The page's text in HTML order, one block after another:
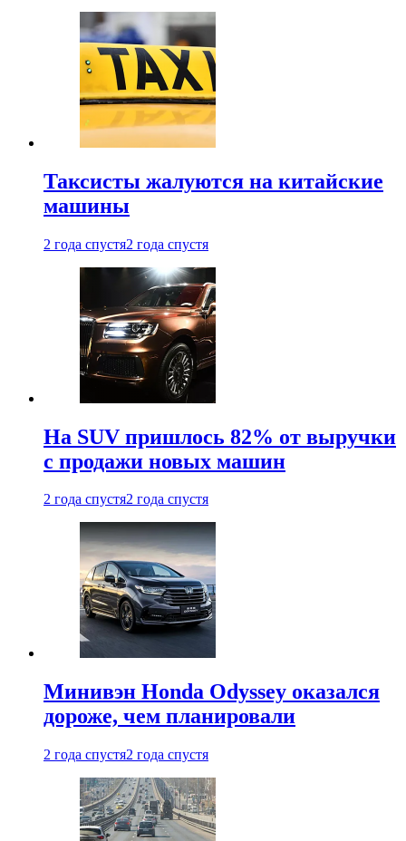
Таксисты жалуются на китайские
машины
2 года спустя2 года спустя
На SUV пришлось 82% от выручки
с продажи новых машин
2 года спустя2 года спустя
Минивэн Honda Odyssey оказался
дороже, чем планировали
2 года спустя2 года спустя